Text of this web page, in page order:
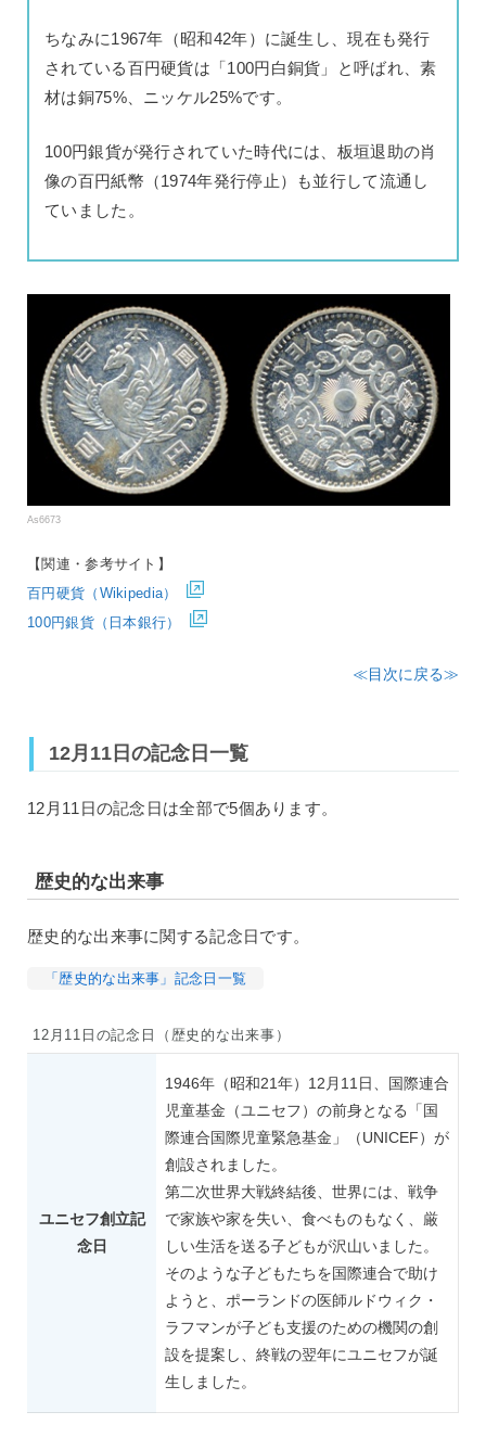
ちなみに1967年（昭和42年）に誕生し、現在も発行
されている百円硬貨は「100円白銅貨」と呼ばれ、素
材は銅75%、ニッケル25%です。
100円銀貨が発行されていた時代には、板垣退助の肖
像の百円紙幣（1974年発行停止）も並行して流通し
ていました。
As6673
【関連・参考サイト】
百円硬貨（Wikipedia）
100円銀貨（日本銀行）
≪目次に戻る≫
12月11日の記念日一覧
12月11日の記念日は全部で5個あります。
歴史的な出来事
歴史的な出来事に関する記念日です。
「歴史的な出来事」記念日一覧
12月11日の記念日（歴史的な出来事）
ユニセフ創立記
念日
1946年（昭和21年）12月11日、国際連合
児童基金（ユニセフ）の前身となる「国
際連合国際児童緊急基金」（UNICEF）が
創設されました。
第二次世界大戦終結後、世界には、戦争
で家族や家を失い、食べものもなく、厳
しい生活を送る子どもが沢山いました。
そのような子どもたちを国際連合で助け
ようと、ポーランドの医師ルドウィク・
ラフマンが子ども支援のための機関の創
設を提案し、終戦の翌年にユニセフが誕
生しました。